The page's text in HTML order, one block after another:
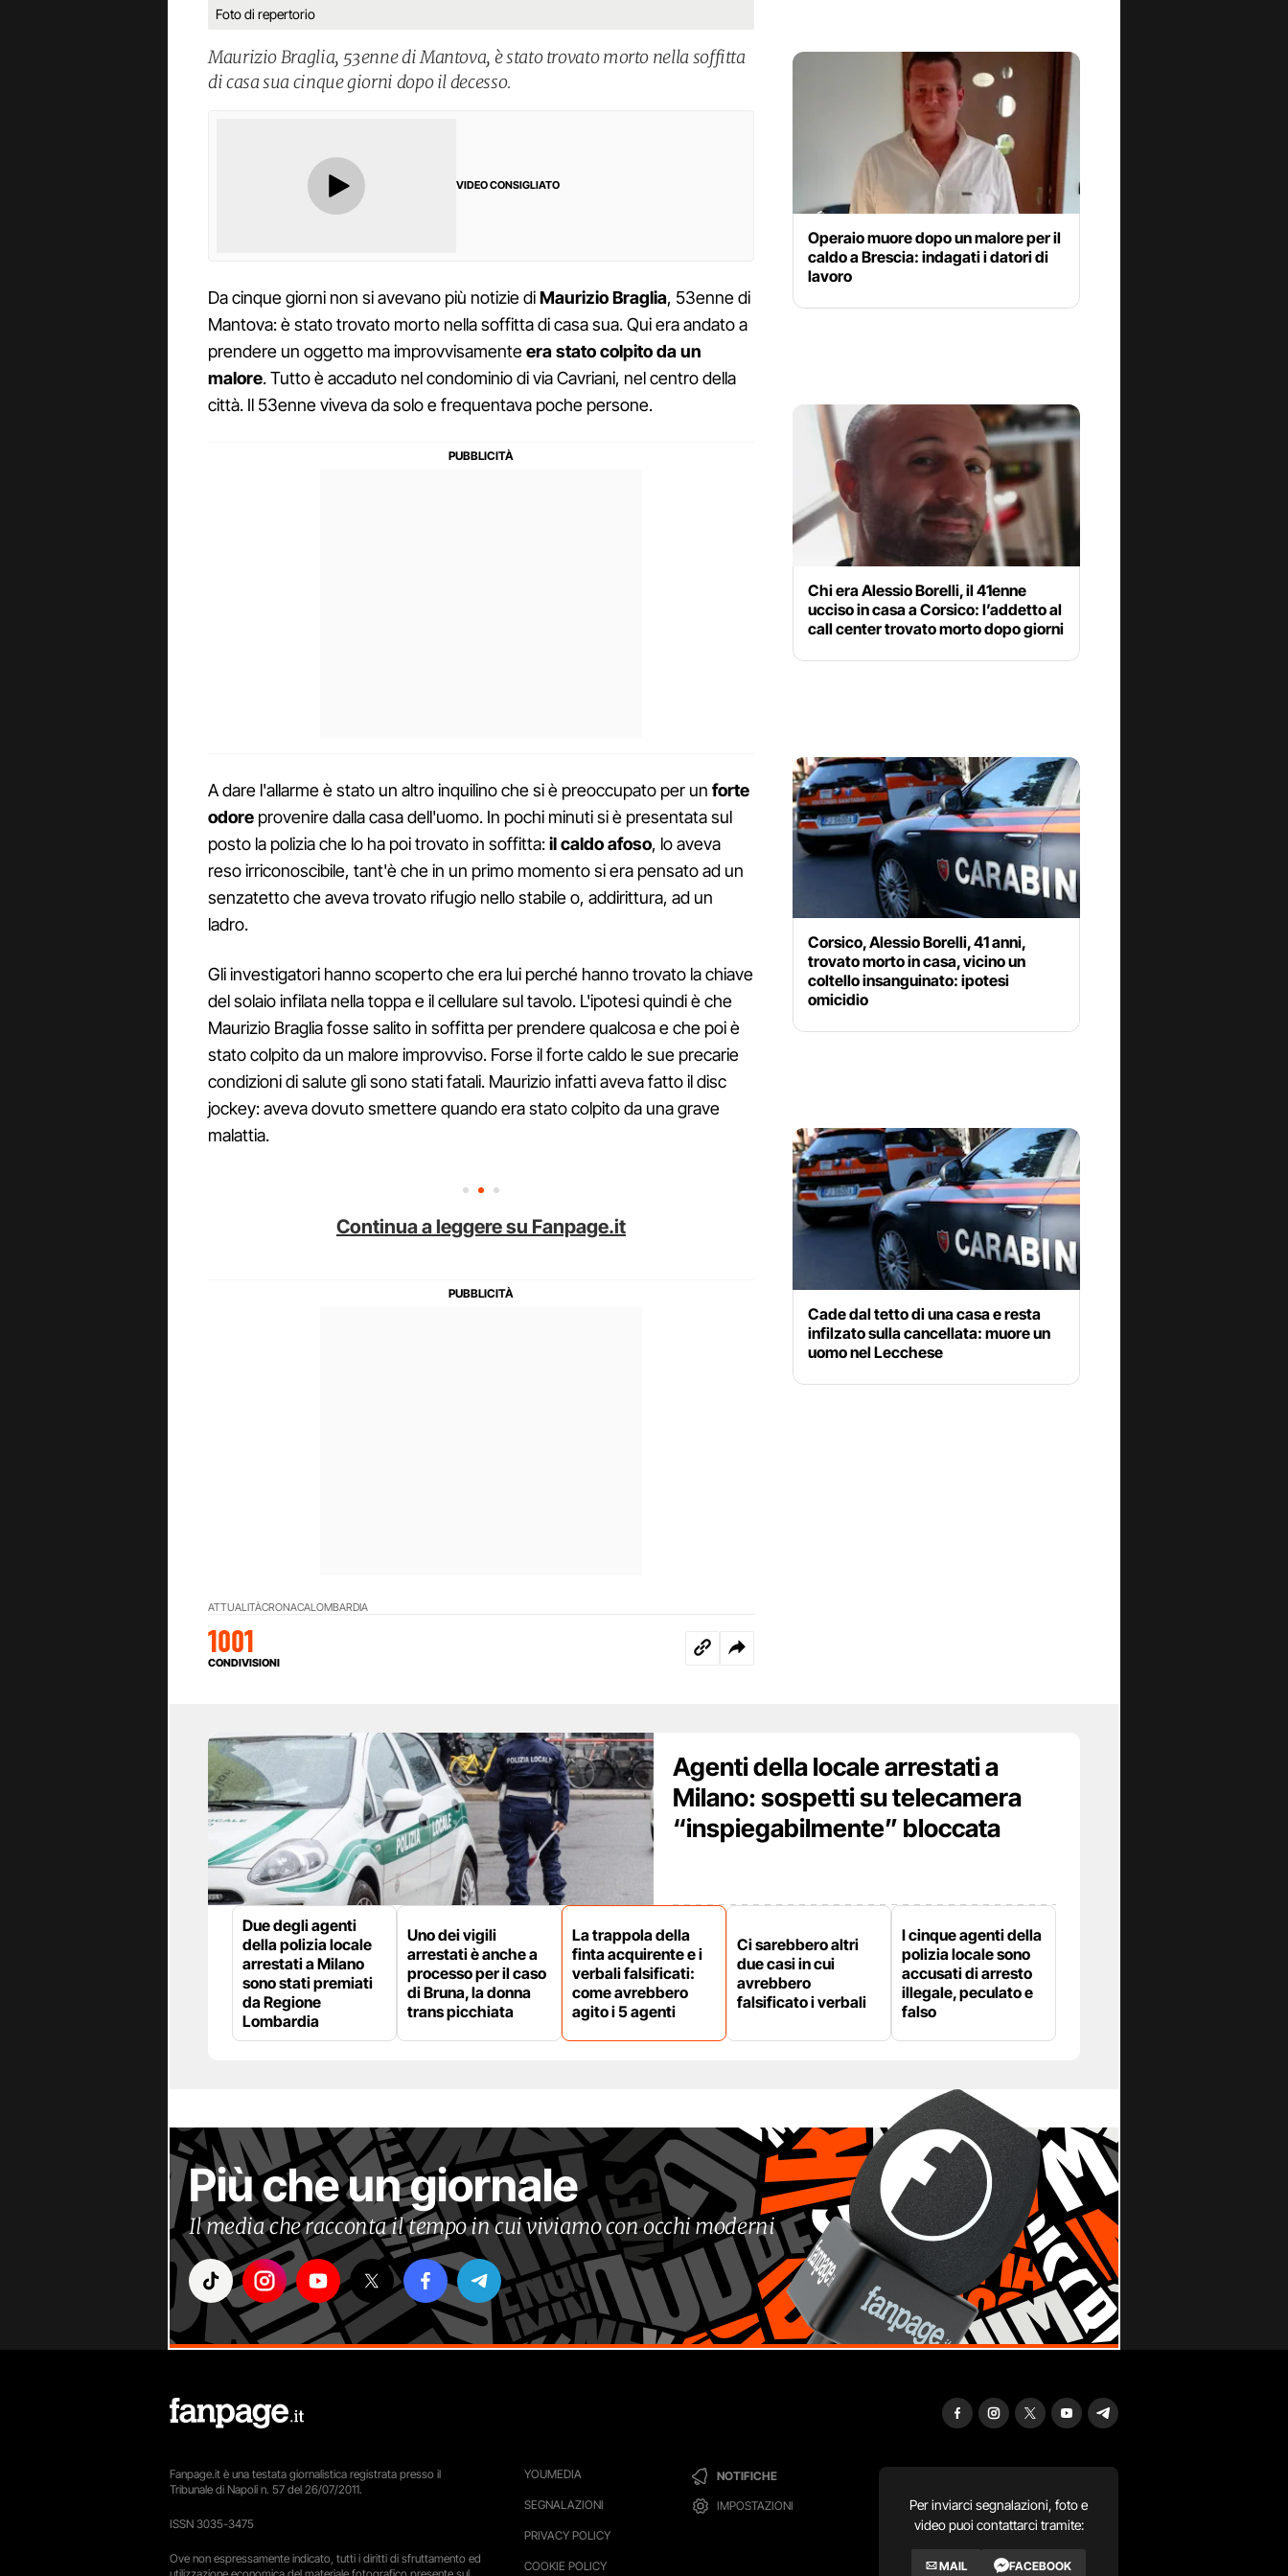
Foto di repertorio
Maurizio Braglia, 53enne di Mantova, è stato trovato morto nella soffitta
di casa sua cinque giorni dopo il decesso.
VIDEO CONSIGLIATO
Da cinque giorni non si avevano più notizie diMaurizio Braglia, 53enne di
Mantova: è stato trovato morto nella soffitta di casa sua. Qui era andato a
prendere un oggetto ma improvvisamenteera stato colpito da un
malore. Tutto è accaduto nel condominio di via Cavriani, nel centro della
città. Il 53enne viveva da solo e frequentava poche persone.
A dare l'allarme è stato un altro inquilino che si è preoccupato per un forte
odore provenire dalla casa dell'uomo. In pochi minuti si è presentata sul
posto la polizia che lo ha poi trovato in soffitta:il caldo afoso, lo aveva
reso irriconoscibile, tant'è che in un primo momento si era pensato ad un
senzatetto che aveva trovato rifugio nello stabile o, addirittura, ad un
ladro.
Gli investigatori hanno scoperto che era lui perché hanno trovato la chiave
del solaio infilata nella toppa e il cellulare sul tavolo. L'ipotesi quindi è che
Maurizio Braglia fosse salito in soffitta per prendere qualcosa e che poi è
stato colpito da un malore improvviso. Forse il forte caldo le sue precarie
condizioni di salute gli sono stati fatali. Maurizio infatti aveva fatto il disc
jockey: aveva dovuto smettere quando era stato colpito da una grave
malattia.
Continua a leggere su Fanpage.it
ATTUALITÀCRONACALOMBARDIA
1001
CONDIVISIONI
Operaio muore dopo un malore per il
caldo a Brescia: indagati i datori di
lavoro
Chi era Alessio Borelli, il 41enne
ucciso in casa a Corsico: l’addetto al
call center trovato morto dopo giorni
Corsico, Alessio Borelli, 41 anni,
trovato morto in casa, vicino un
coltello insanguinato: ipotesi
omicidio
Cade dal tetto di una casa e resta
infilzato sulla cancellata: muore un
uomo nel Lecchese
Agenti della locale arrestati a
Milano: sospetti su telecamera
“inspiegabilmente” bloccata
Due degli agenti
della polizia locale
arrestati a Milano
sono stati premiati
da Regione
Lombardia
Uno dei vigili
arrestati è anche a
processo per il caso
di Bruna, la donna
trans picchiata
La trappola della
finta acquirente e i
verbali falsificati:
come avrebbero
agito i 5 agenti
Ci sarebbero altri
due casi in cui
avrebbero
falsificato i verbali
I cinque agenti della
polizia locale sono
accusati di arresto
illegale, peculato e
falso
Più che un giornale
Il media che racconta il tempo in cui viviamo con occhi moderni
YOUMEDIA
SEGNALAZIONI
PRIVACY POLICY
COOKIE POLICY
NOTIFICHE
IMPOSTAZIONI
Per inviarci segnalazioni, foto e
video puoi contattarci tramite:
MAIL FACEBOOK
Fanpage.it è una testata giornalistica registrata presso il
Tribunale di Napoli n. 57 del 26/07/2011.
ISSN 3035-3475
Ove non espressamente indicato, tutti i diritti di sfruttamento ed